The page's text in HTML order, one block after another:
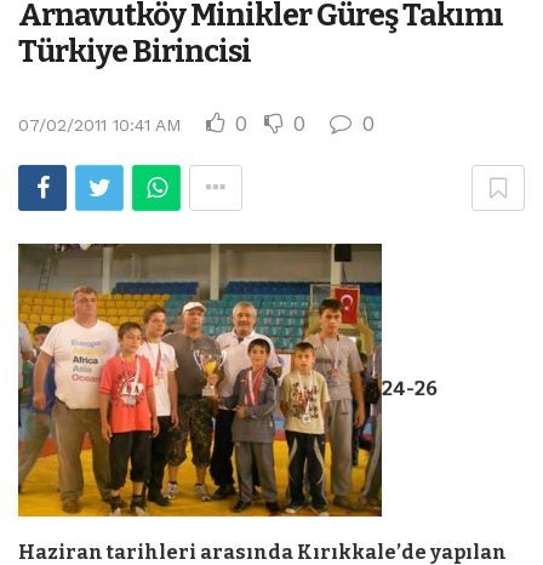
Arnavutköy Minikler Güreş Takımı
Türkiye Birincisi
07/02/2011 10:41 AM 0 0 0
24-26
Haziran tarihleri arasında Kırıkkale’de yapılan